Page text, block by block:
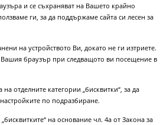
и се съхраняват на Вашето крайно
ги, за да поддържаме сайта си лесен за
на устройството Ви, докато не ги изтриете.
Вашия браузър при следващото ви посещение в
отделните категории „бисквитки“, за да
по подразбиране.
на основание чл. 4а от Закона за